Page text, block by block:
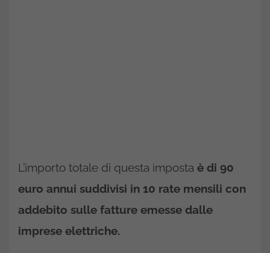
L’importo totale di questa imposta è di 90
euro annui suddivisi in 10 rate mensili con
addebito sulle fatture emesse dalle
imprese elettriche.